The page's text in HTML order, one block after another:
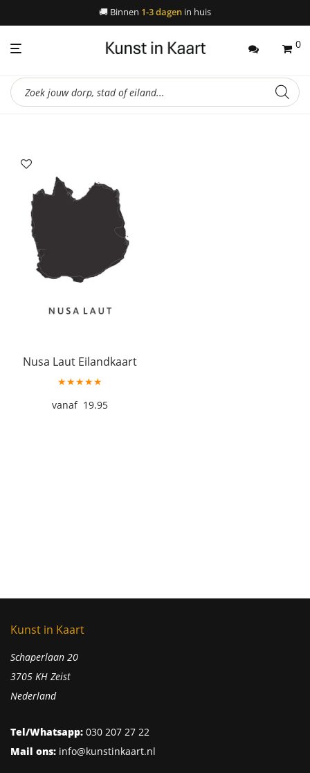
🚚 Binnen 1-3 dagen in huis
0
Producten
zoeken
Nusa Laut Eilandkaart
★★★★★
19.95
Kunst in Kaart
Schaperlaan 20
3705 KH Zeist
Nederland
Tel/Whatsapp: 030 207 27 22
Mail ons: info@kunstinkaart.nl